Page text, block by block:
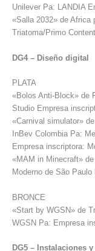
Unilever Pa: LANDIA
«Salla 2032» de Africa
Triatoma/Primo
DG4 – Diseño digital
PLATA
«Bolos Anti-Block» de
Studio Empresa
«Carnival simulator»
InBev Colombia Pa:
Empresa inscriptora:
«MAM in Minecraft»
Moderno de São
BRONCE
«Start by WGSN» de
WGSN Pa: Empresa
DG5 – Instalaciones